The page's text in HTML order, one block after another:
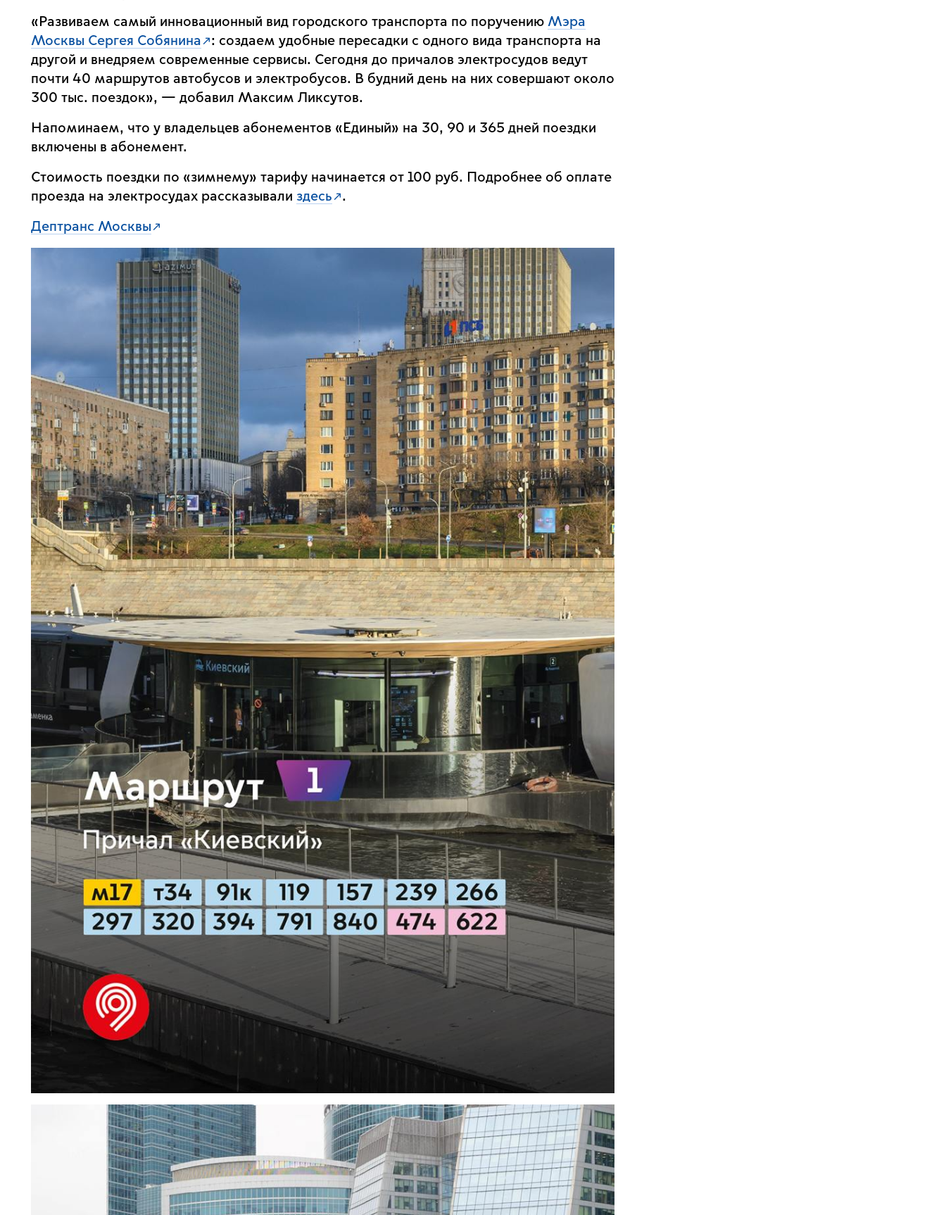
«Развиваем самый инновационный вид городского транспорта по поручению Мэра
Москвы Сергея Собянина
: создаем удобные пересадки с одного вида транспорта на
другой и внедряем современные сервисы. Сегодня до причалов электросудов ведут
почти 40 маршрутов автобусов и электробусов. В будний день на них совершают около
300 тыс. поездок», — добавил Максим Ликсутов.
Напоминаем, что у владельцев абонементов «Единый» на 30, 90 и 365 дней поездки
включены в абонемент.
Стоимость поездки по «зимнему» тарифу начинается от 100 руб. Подробнее об оплате
проезда на электросудах рассказывали здесь .
Дептранс Москвы